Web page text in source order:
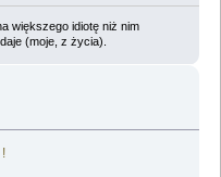
większego idiotę niż nim
(moje, z życia).